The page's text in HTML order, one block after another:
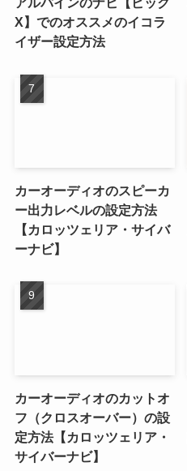
X】でのオススメのイコラ
イザー設定方法
カーオーディオのスピーカ
ー出力レベルの設定方法
【カロッツェリア・サイバ
ーナビ】
カーオーディオのカットオ
フ（クロスオーバー）の設
定方法【カロッツェリア・
サイバーナビ】